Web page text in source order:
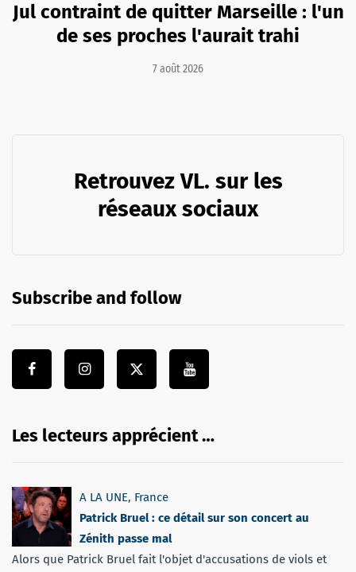
Jul contraint de quitter Marseille : l'un
de ses proches l'aurait trahi
7 août 2026
Retrouvez VL. sur les
réseaux sociaux
Subscribe and follow
Les lecteurs apprécient …
A LA UNE, France
Patrick Bruel : ce détail sur son concert au
Zénith passe mal
Alors que Patrick Bruel fait l'objet d'accusations de viols et